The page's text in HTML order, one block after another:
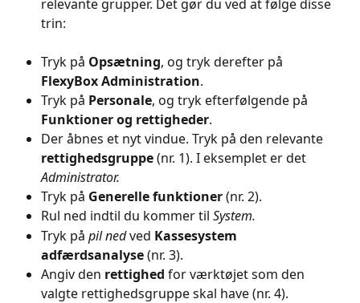
relevante grupper. Det gør du ved at følge disse
trin:
Tryk på Opsætning, og tryk derefter på
FlexyBox Administration.
Tryk på Personale, og tryk efterfølgende på
Funktioner og rettigheder.
Der åbnes et nyt vindue. Tryk på den relevante
rettighedsgruppe (nr. 1). I eksemplet er det
Administrator.
Tryk på Generelle funktioner (nr. 2).
Rul ned indtil du kommer til System.
Tryk på pil ned ved Kassesystem
adfærdsanalyse (nr. 3).
Angiv den rettighed for værktøjet som den
valgte rettighedsgruppe skal have (nr. 4).